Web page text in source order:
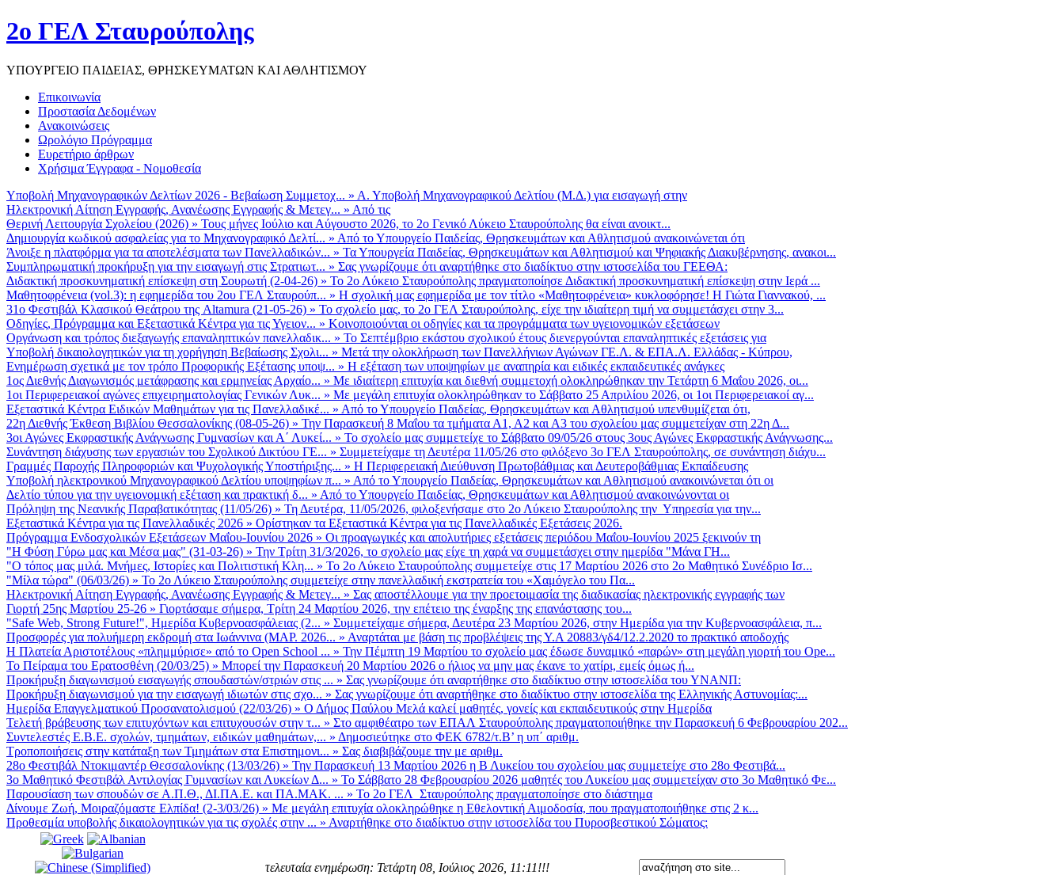
2ο ΓΕΛ Σταυρούπολης
ΥΠΟΥΡΓΕΙΟ ΠΑΙΔΕΙΑΣ, ΘΡΗΣΚΕΥΜΑΤΩΝ ΚΑΙ ΑΘΛΗΤΙΣΜΟΥ
Επικοινωνία
Προστασία Δεδομένων
Ανακοινώσεις
Ωρολόγιο Πρόγραμμα
Ευρετήριο άρθρων
Χρήσιμα Έγγραφα - Νομοθεσία
Υποβολή Μηχανογραφικών Δελτίων 2026 - Βεβαίωση Συμμετοχ... » Α. Υποβολή Μηχανογραφικού Δελτίου (Μ.Δ.) για εισαγωγή στην
Ηλεκτρονική Αίτηση Εγγραφής, Ανανέωσης Εγγραφής & Μετεγ... » Από τις
Θερινή Λειτουργία Σχολείου (2026) » Τους μήνες Ιούλιο και Αύγουστο 2026, το 2ο Γενικό Λύκειο Σταυρούπολης θα είναι ανοικτ...
Δημιουργία κωδικού ασφαλείας για το Μηχανογραφικό Δελτί... » Από το Υπουργείο Παιδείας, Θρησκευμάτων και Αθλητισμού ανακοινώνεται ότι
Άνοιξε η πλατφόρμα για τα αποτελέσματα των Πανελλαδικών... » Τα Υπουργεία Παιδείας, Θρησκευμάτων και Αθλητισμού και Ψηφιακής Διακυβέρνησης, ανακοι...
Συμπληρωματική προκήρυξη για την εισαγωγή στις Στρατιωτ... » Σας γνωρίζουμε ότι αναρτήθηκε στο διαδίκτυο στην ιστοσελίδα του ΓΕΕΘΑ:
Διδακτική προσκυνηματική επίσκεψη στη Σουρωτή (2-04-26) » Το 2ο Λύκειο Σταυρούπολης πραγματοποίησε Διδακτική προσκυνηματική επίσκεψη στην Ιερά ...
Μαθητοφρένεια (vol.3): η εφημερίδα του 2ου ΓΕΛ Σταυρούπ... » Η σχολική μας εφημερίδα με τον τίτλο «Μαθητοφρένεια» κυκλοφόρησε! Η Γιώτα Γιαννακού, ...
31ο Φεστιβάλ Κλασικού Θεάτρου της Altamura (21-05-26) » Το σχολείο μας, το 2ο ΓΕΛ Σταυρούπολης, είχε την ιδιαίτερη τιμή να συμμετάσχει στην 3...
Οδηγίες, Πρόγραμμα και Εξεταστικά Κέντρα για τις Υγειον... » Κοινοποιούνται οι οδηγίες και τα προγράμματα των υγειονομικών εξετάσεων
Οργάνωση και τρόπος διεξαγωγής επαναληπτικών πανελλαδικ... » Το Σεπτέμβριο εκάστου σχολικού έτους διενεργούνται επαναληπτικές εξετάσεις για
Υποβολή δικαιολογητικών για τη χορήγηση Βεβαίωσης Σχολι... » Μετά την ολοκλήρωση των Πανελλήνιων Αγώνων ΓΕ.Λ. & ΕΠΑ.Λ. Ελλάδας - Κύπρου,
Ενημέρωση σχετικά με τον τρόπο Προφορικής Εξέτασης υποψ... » Η εξέταση των υποψηφίων με αναπηρία και ειδικές εκπαιδευτικές ανάγκες
1ος Διεθνής Διαγωνισμός μετάφρασης και ερμηνείας Αρχαίο... » Με ιδιαίτερη επιτυχία και διεθνή συμμετοχή ολοκληρώθηκαν την Τετάρτη 6 Μαΐου 2026, οι...
1οι Περιφερειακοί αγώνες επιχειρηματολογίας Γενικών Λυκ... » Με μεγάλη επιτυχία ολοκληρώθηκαν το Σάββατο 25 Απριλίου 2026, οι 1οι Περιφερειακοί αγ...
Εξεταστικά Κέντρα Ειδικών Μαθημάτων για τις Πανελλαδικέ... » Από το Υπουργείο Παιδείας, Θρησκευμάτων και Αθλητισμού υπενθυμίζεται ότι,
22η Διεθνής Έκθεση Βιβλίου Θεσσαλονίκης (08-05-26) » Την Παρασκευή 8 Μαΐου τα τμήματα Α1, Α2 και Α3 του σχολείου μας συμμετείχαν στη 22η Δ...
3οι Αγώνες Εκφραστικής Ανάγνωσης Γυμνασίων και Α΄ Λυκεί... » Το σχολείο μας συμμετείχε το Σάββατο 09/05/26 στους 3ους Αγώνες Εκφραστικής Ανάγνωσης...
Συνάντηση διάχυσης των εργασιών του Σχολικού Δικτύου ΓΕ... » Συμμετείχαμε τη Δευτέρα 11/05/26 στο φιλόξενο 3ο ΓΕΛ Σταυρούπολης, σε συνάντηση διάχυ...
Γραμμές Παροχής Πληροφοριών και Ψυχολογικής Υποστήριξης... » Η Περιφερειακή Διεύθυνση Πρωτοβάθμιας και Δευτεροβάθμιας Εκπαίδευσης
Υποβολή ηλεκτρονικού Μηχανογραφικού Δελτίου υποψηφίων π... » Από το Υπουργείο Παιδείας, Θρησκευμάτων και Αθλητισμού ανακοινώνεται ότι οι
Δελτίο τύπου για την υγειονομική εξέταση και πρακτική δ... » Από το Υπουργείο Παιδείας, Θρησκευμάτων και Αθλητισμού ανακοινώνονται οι
Πρόληψη της Νεανικής Παραβατικότητας (11/05/26) » Τη Δευτέρα, 11/05/2026, φιλοξενήσαμε στο 2ο Λύκειο Σταυρούπολης την Υπηρεσία για την...
Εξεταστικά Κέντρα για τις Πανελλαδικές 2026 » Ορίστηκαν τα Εξεταστικά Κέντρα για τις Πανελλαδικές Εξετάσεις 2026.
Πρόγραμμα Ενδοσχολικών Εξετάσεων Μαΐου-Ιουνίου 2026 » Οι προαγωγικές και απολυτήριες εξετάσεις περιόδου Μαΐου-Ιουνίου 2025 ξεκινούν τη
"Η Φύση Γύρω μας και Μέσα μας" (31-03-26) » Την Τρίτη 31/3/2026, το σχολείο μας είχε τη χαρά να συμμετάσχει στην ημερίδα "Μάνα ΓΗ...
"Ο τόπος μας μιλά. Μνήμες, Ιστορίες και Πολιτιστική Κλη... » Το 2ο Λύκειο Σταυρούπολης συμμετείχε στις 17 Μαρτίου 2026 στο 2ο Μαθητικό Συνέδριο Ισ...
"Μίλα τώρα" (06/03/26) » Το 2ο Λύκειο Σταυρούπολης συμμετείχε στην πανελλαδική εκστρατεία του «Χαμόγελο του Πα...
Ηλεκτρονική Αίτηση Εγγραφής, Ανανέωσης Εγγραφής & Μετεγ... » Σας αποστέλλουμε για την προετοιμασία της διαδικασίας ηλεκτρονικής εγγραφής των
Γιορτή 25ης Μαρτίου 25-26 » Γιορτάσαμε σήμερα, Τρίτη 24 Μαρτίου 2026, την επέτειο της έναρξης της επανάστασης του...
"Safe Web, Strong Future!", Ημερίδα Κυβερνοασφάλειας (2... » Συμμετείχαμε σήμερα, Δευτέρα 23 Μαρτίου 2026, στην Ημερίδα για την Κυβερνοασφάλεια, π...
Προσφορές για πολυήμερη εκδρομή στα Ιωάννινα (ΜΑΡ. 2026... » Αναρτάται με βάση τις προβλέψεις της Υ.Α 20883/γδ4/12.2.2020 το πρακτικό αποδοχής
Η Πλατεία Αριστοτέλους «πλημμύρισε» από το Open School ... » Την Πέμπτη 19 Μαρτίου το σχολείο μας έδωσε δυναμικό «παρών» στη μεγάλη γιορτή του Ope...
Το Πείραμα του Ερατοσθένη (20/03/25) » Μπορεί την Παρασκευή 20 Μαρτίου 2026 ο ήλιος να μην μας έκανε το χατίρι, εμείς όμως ή...
Προκήρυξη διαγωνισμού εισαγωγής σπουδαστών/στριών στις ... » Σας γνωρίζουμε ότι αναρτήθηκε στο διαδίκτυο στην ιστοσελίδα του ΥΝΑΝΠ:
Προκήρυξη διαγωνισμού για την εισαγωγή ιδιωτών στις σχο... » Σας γνωρίζουμε ότι αναρτήθηκε στο διαδίκτυο στην ιστοσελίδα της Ελληνικής Αστυνομίας:...
Ημερίδα Επαγγελματικού Προσανατολισμού (22/03/26) » Ο Δήμος Παύλου Μελά καλεί μαθητές, γονείς και εκπαιδευτικούς στην Ημερίδα
Τελετή βράβευσης των επιτυχόντων και επιτυχουσών στην τ... » Στο αμφιθέατρο των ΕΠΑΛ Σταυρούπολης πραγματοποιήθηκε την Παρασκευή 6 Φεβρουαρίου 202...
Συντελεστές Ε.Β.Ε. σχολών, τμημάτων, ειδικών μαθημάτων,... » Δημοσιεύτηκε στο ΦΕΚ 6782/τ.Β’ η υπ΄ αριθμ.
Τροποποιήσεις στην κατάταξη των Τμημάτων στα Επιστημονι... » Σας διαβιβάζουμε την με αριθμ.
28ο Φεστιβάλ Ντοκιμαντέρ Θεσσαλονίκης (13/03/26) » Την Παρασκευή 13 Μαρτίου 2026 η Β Λυκείου του σχολείου μας συμμετείχε στο 28ο Φεστιβά...
3ο Μαθητικό Φεστιβάλ Αντιλογίας Γυμνασίων και Λυκείων Δ... » Το Σάββατο 28 Φεβρουαρίου 2026 μαθητές του Λυκείου μας συμμετείχαν στο 3ο Μαθητικό Φε...
Παρουσίαση των σπουδών σε Α.Π.Θ., ΔΙ.ΠΑ.Ε. και ΠΑ.ΜΑΚ. ... » Το 2ο ΓΕΛ Σταυρούπολης πραγματοποίησε στο διάστημα
Δίνουμε Ζωή, Μοιραζόμαστε Ελπίδα! (2-3/03/26) » Με μεγάλη επιτυχία ολοκληρώθηκε η Εθελοντική Αιμοδοσία, που πραγματοποιήθηκε στις 2 κ...
Προθεσμία υποβολής δικαιολογητικών για τις σχολές στην ... » Αναρτήθηκε στο διαδίκτυο στην ιστοσελίδα του Πυροσβεστικού Σώματος:
τελευταία ενημέρωση: Τετάρτη 08, Ιούλιος 2026, 11:11!!!